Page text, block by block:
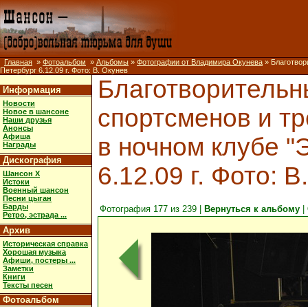
Главная » Фотоальбом » Альбомы » Фотографии от Владимира Окунева »
Петербург 6.12.09 г. Фото: В. Окунев
Информация
Новости
Новое в шансоне
Наши друзья
Анонсы
Афиша
Награды
Дискография
Шансон X
Истоки
Военный шансон
Песни цыган
Барды
Ретро, эстрада ...
Архив
Историческая справка
Хорошая музыка
Афиши, постеры ...
Заметки
Книги
Тексты песен
Фотоальбом
спортсменов и
в ночном клубе
6.12.09 г. Фото:
Фотография 177 из 239 | Вернуться к альбому